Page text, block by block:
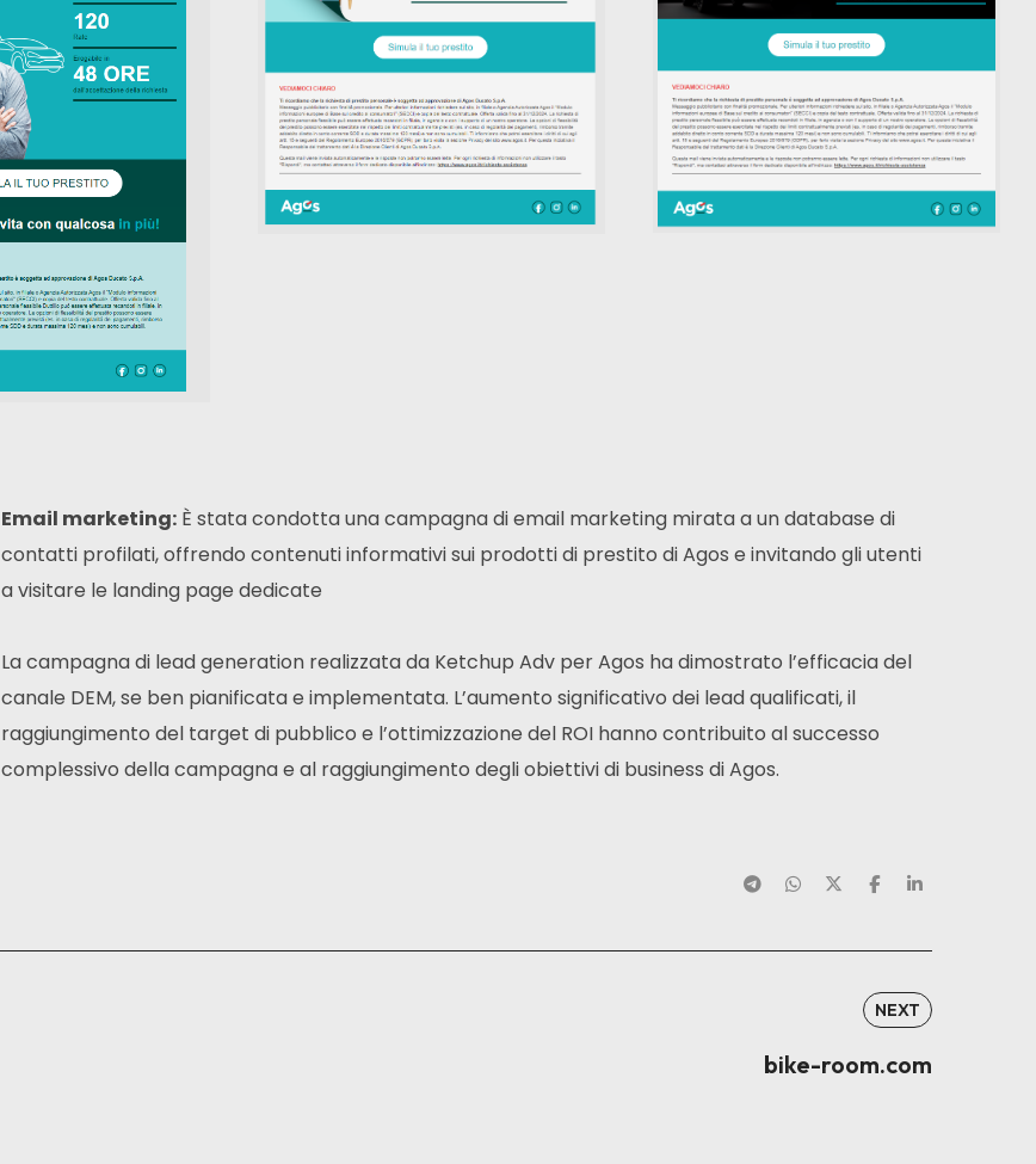
Email marketing:È stata condotta una campagna di email marketing mirata a un database di
contatti profilati,offrendo contenuti informativi sui prodotti di prestito di Agos e invitando gli utenti
a visitare le landing page dedicate
La campagna di lead generation realizzata da Ketchup Adv per Agos ha dimostrato l’efficacia del
canale DEM, se ben pianificata e implementata. L’aumento significativo dei lead qualificati, il
raggiungimento del target di pubblico e l’ottimizzazione del ROI hanno contribuito al successo
complessivo della campagna e al raggiungimento degli obiettivi di business di Agos.
NEXT
bike-room.com